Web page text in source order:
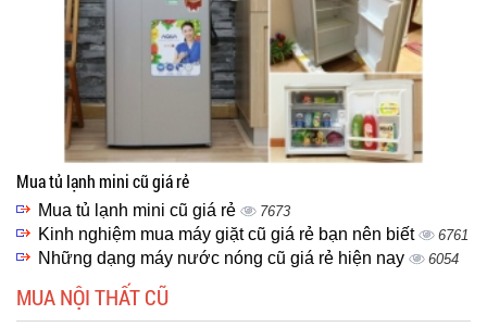
Mua tủ lạnh mini cũ giá rẻ
Mua tủ lạnh mini cũ giá rẻ 7673
Kinh nghiệm mua máy giặt cũ giá rẻ bạn nên biết 6761
Những dạng máy nước nóng cũ giá rẻ hiện nay 6054
MUA NỘI THẤT CŨ